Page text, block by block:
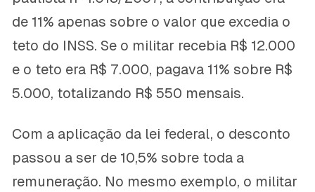
de 11% apenas sobre o valor que excedia o
teto do INSS. Se o militar recebia R$ 12.000
e o teto era R$ 7.000, pagava 11% sobre R$
5.000, totalizando R$ 550 mensais.
Com a aplicação da lei federal, o desconto
passou a ser de 10,5% sobre toda a
remuneração. No mesmo exemplo, o militar